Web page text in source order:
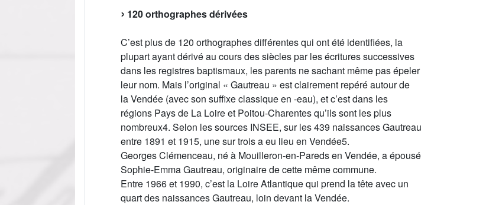
120 orthographes dérivées
C’est plus de 120 orthographes différentes qui ont été identifiées, la
plupart ayant dérivé au cours des siècles par les écritures successives
dans les registres baptismaux, les parents ne sachant même pas épeler
leur nom. Mais l’original « Gautreau » est clairement repéré autour de
la Vendée (avec son suffixe classique en -eau), et c’est dans les
régions Pays de La Loire et Poitou-Charentes qu’ils sont les plus
nombreux4. Selon les sources INSEE, sur les 439 naissances Gautreau
entre 1891 et 1915, une sur trois a eu lieu en Vendée5.
Georges Clémenceau, né à Mouilleron-en-Pareds en Vendée, a épousé
Sophie-Emma Gautreau, originaire de cette même commune.
Entre 1966 et 1990, c’est la Loire Atlantique qui prend la tête avec un
quart des naissances Gautreau, loin devant la Vendée.